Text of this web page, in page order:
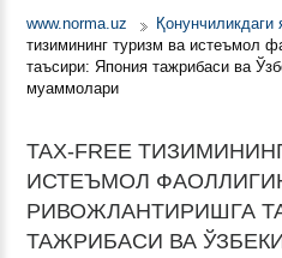
www.norma.uz Қонунчиликдаги
тизимининг туризм ва истеъмол
таъсири: Япония тажрибаси ва
муаммолари
TAX-FREE
ИСТЕЪМОЛ
РИВОЖЛАНТИРИШГА
ТАЖРИБАСИ ВА